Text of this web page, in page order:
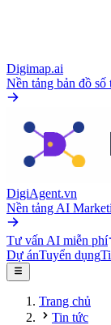
Digimap.ai
Nền tảng bản đồ số
DigiAgent.vn
Nền tảng AI
Tư vấn AI miễn phí
Dự ánTuyển dụng
Trang chủ
Tin tức